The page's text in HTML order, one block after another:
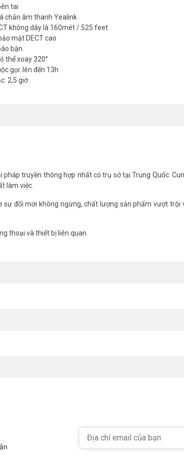
nghị trực tuyến?
di chuyển tự do trong phạm vi 160m mà không lo gián
ồn hiệu quả. Đây là trợ thủ đắc lực cho những ai
suốt ngày dài. Đệm tai êm ái, trọng lượng nhẹ, cùng
giác khó chịu. Yealink WH62 Mono UC còn tương thích
linh hoạt tối đa.
Mono UC
giọng nói rõ ràng, tự nhiên. Ngoài ra, hai micro tích
tai
chắn âm thanh Yealink
không dây là 160mét / 525 feet
mật DECT cao
bận
thể xoay 320°
gọi: lên đến 13h
2,5 giờ
pháp truyền thông hợp nhất có trụ sở tại Trung Quốc.
làm việc.
đổi mới không ngừng, chất lượng sản phẩm vượt trội
thoại và thiết bị liên quan